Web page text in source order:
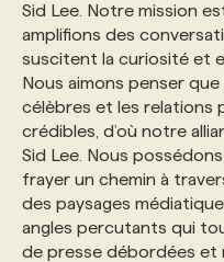
Sid Lee. Notre mission
amplifions des
suscitent la curiosité et
Nous aimons penser
célèbres et les relations
crédibles, d’où notre
Sid Lee. Nous
frayer un chemin à
des paysages
angles percutants qui
de presse débordées et